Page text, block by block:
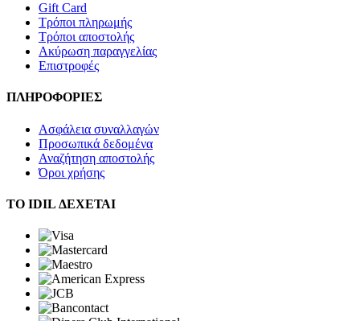
Gift Card
Τρόποι πληρωμής
Τρόποι αποστολής
Ακύρωση παραγγελίας
Επιστροφές
ΠΛΗΡΟΦΟΡΙΕΣ
Ασφάλεια συναλλαγών
Προσωπικά δεδομένα
Αναζήτηση αποστολής
Όροι χρήσης
ΤΟ IDIL ΔΕΧΕΤΑΙ